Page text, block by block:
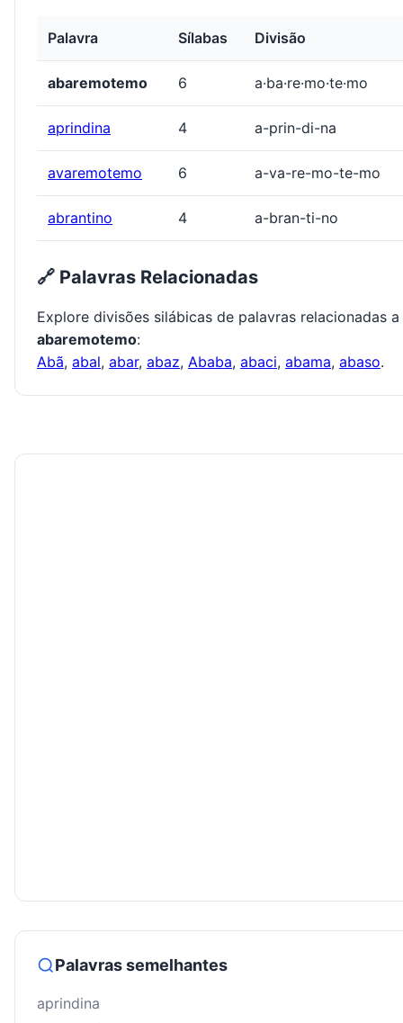
Palavra Sílabas Divisão
abaremotemo 6 a·ba·re·mo·te·mo
aprindina 4 a-prin-di-na
avaremotemo 6 a-va-re-mo-te-mo
abrantino 4 a-bran-ti-no
🔗 Palavras Relacionadas
Explore divisões silábicas de palavras relacionadas a
abaremotemo:
Abã, abal, abar, abaz, Ababa, abaci, abama, abaso.
Palavras semelhantes
aprindina